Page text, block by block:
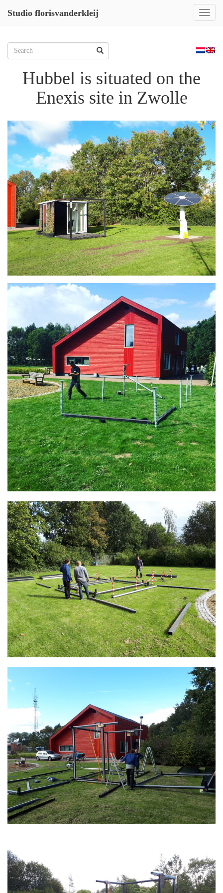
content
Toggle
Studio florisvanderkleij
Zoeken
naar:
Hubbel is situated on the
Enexis site in Zwolle